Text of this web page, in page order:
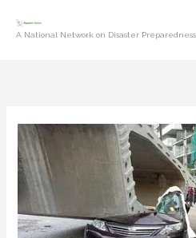
A National Network on Disaster